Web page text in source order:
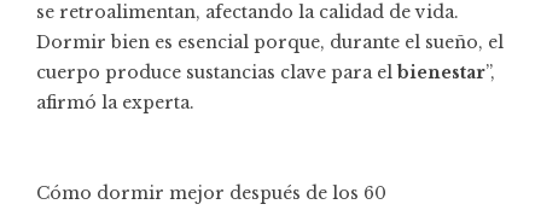
se retroalimentan, afectando la calidad de vida.
Dormir bien es esencial porque, durante el sueño, el
cuerpo produce sustancias clave para el bienestar”,
afirmó la experta.
Cómo dormir mejor después de los 60